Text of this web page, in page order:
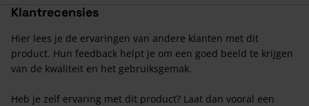
Klantrecensies
Hier lees je de ervaringen van andere klanten met dit
product. Hun feedback helpt je om een goed beeld te krijgen
van de kwaliteit en het gebruiksgemak.
Heb je zelf ervaring met dit product? Laat dan vooral een